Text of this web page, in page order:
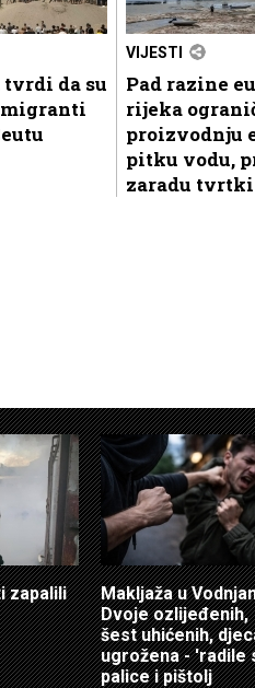
tvrdi da su
VIJESTI
Pad razine
rijeka
proizvodnju
pitku vodu,
zaradu tvrtki
zapalili
Makljaža u
Dvoje ozlijeđenih,
šest uhićenih,
ugrožena - 'radile
palice i pištolj